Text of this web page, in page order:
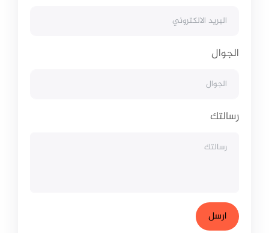
الجوال
رسالتك